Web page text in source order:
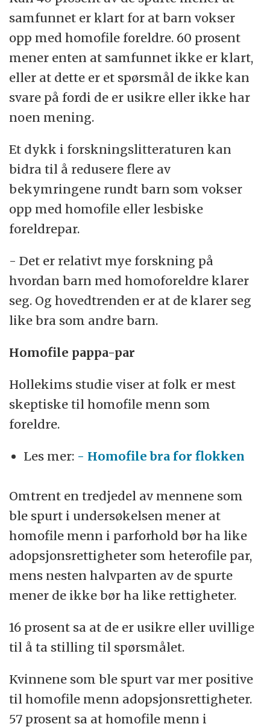
samfunnet er klart for at barn vokser
opp med homofile foreldre. 60 prosent
mener enten at samfunnet ikke er klart,
eller at dette er et spørsmål de ikke kan
svare på fordi de er usikre eller ikke har
noen mening.
Et dykk i forskningslitteraturen kan
bidra til å redusere flere av
bekymringene rundt barn som vokser
opp med homofile eller lesbiske
foreldrepar.
- Det er relativt mye forskning på
hvordan barn med homoforeldre klarer
seg. Og hovedtrenden er at de klarer seg
like bra som andre barn.
Homofile pappa-par
Hollekims studie viser at folk er mest
skeptiske til homofile menn som
foreldre.
Les mer: - Homofile bra for flokken
Omtrent en tredjedel av mennene som
ble spurt i undersøkelsen mener at
homofile menn i parforhold bør ha like
adopsjonsrettigheter som heterofile par,
mens nesten halvparten av de spurte
mener de ikke bør ha like rettigheter.
16 prosent sa at de er usikre eller uvillige
til å ta stilling til spørsmålet.
Kvinnene som ble spurt var mer positive
til homofile menn adopsjonsrettigheter.
57 prosent sa at homofile menn i